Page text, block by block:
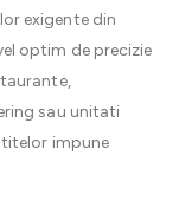
exigente din
optim de precizie
sau unitati
impune